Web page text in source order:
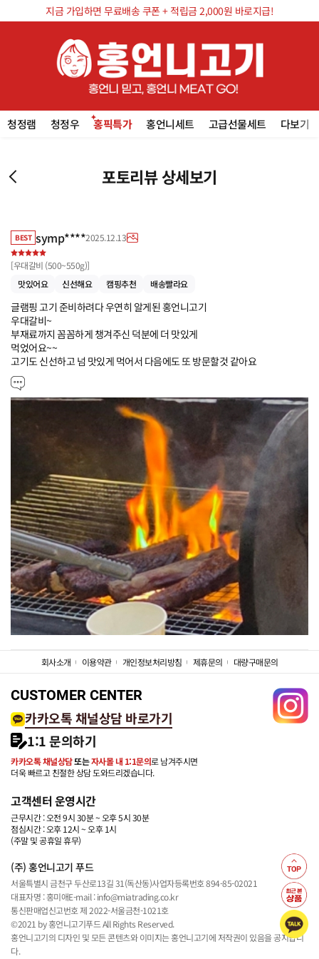
지금 가입하면 무료배송 쿠폰 + 적립금 2,000원 바로지급!
청정램 청정우 홍픽특가 홍언니세트 고급선물세트 다보기
포토리뷰 상세보기
BEST symp****2025.12.13
[우대갈비 (500~550g)]
맛있어요
신선해요 캠핑추천 배송빨라요
글램핑 고기 준비하려다 우연히 알게된 홍언니고기
우대갈비~
부재료까지 꼼꼼하게 챙겨주신 덕분에 더 맛있게
먹었어요~~
고기도 신선하고 넘 맛있게 먹어서 다음에도 또 방문할것 같아요
회사소개 이용약관 개인정보처리방침 제휴문의 대량구매문의
CUSTOMER CENTER
카카오톡 채널상담 바로가기
1:1 문의하기
카카오톡 채널상담또는자사몰 내 1:1문의로 남겨주시면
더욱 빠르고 친절한 상담 도와드리겠습니다.
고객센터 운영시간
근무시간 : 오전 9시 30분 ~ 오후 5시 30분
점심시간 : 오후 12시 ~ 오후 1시
(주말 및 공휴일 휴무)
(주) 홍언니고기 푸드
서울특별시 금천구 두산로13길 31(독산동)사업자등록번호 894-85-02021
대표자명 : 홍미애E-mail : info@miatrading.co.kr
통신판매업신고번호 제 2022-서울금천-1021호
©2021 by 홍언니고기푸드 All Rights Reserved.
홍언니고기의 디자인 및 모든 콘텐츠와 이미지는 홍언니고기에 저작권이 있음을 공지합니
다.